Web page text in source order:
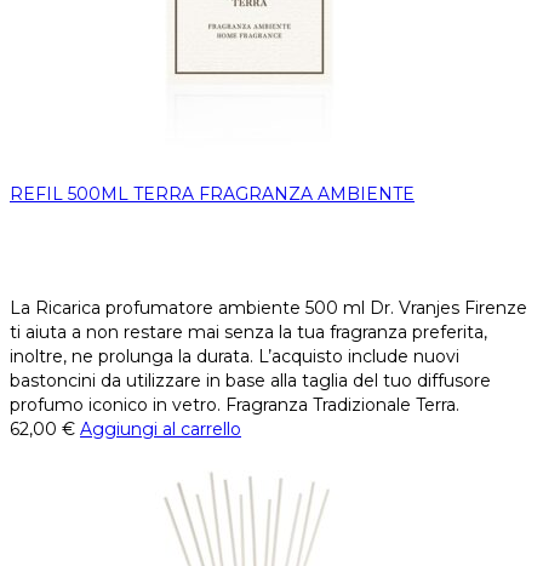
REFIL 500ML TERRA FRAGRANZA AMBIENTE
La Ricarica profumatore ambiente 500 ml Dr. Vranjes Firenze
ti aiuta a non restare mai senza la tua fragranza preferita,
inoltre, ne prolunga la durata. L’acquisto include nuovi
bastoncini da utilizzare in base alla taglia del tuo diffusore
profumo iconico in vetro. Fragranza Tradizionale Terra.
62,00 € Aggiungi al carrello